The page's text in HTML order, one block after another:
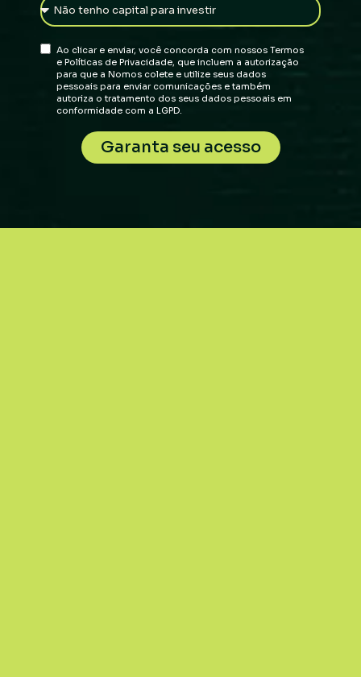
Ao clicar e enviar, você concorda com nossos Termos
e Políticas de Privacidade, que incluem a autorização
para que a Nomos colete e utilize seus dados
pessoais para enviar comunicações e também
autoriza o tratamento dos seus dados pessoais em
conformidade com a LGPD.
Garanta seu acesso